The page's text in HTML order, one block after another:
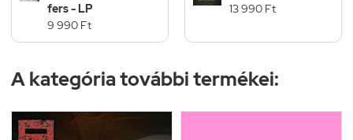
fers - LP
9 990 Ft
13 990 Ft
A kategória további termékei: